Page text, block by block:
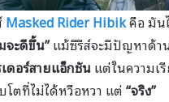
Masked Rider Hibikคือ มัน
ะดีขึ้น”แม้ซีรีส์จะมีปัญหาด้า
ดอร์สายแอ็กชันแต่ในความเ
โตที่ไม่ได้หวือหวา แต่“จริง”